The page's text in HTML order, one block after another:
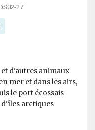
27
d'autres animaux
mer et dans les airs,
le port écossais
arctiques